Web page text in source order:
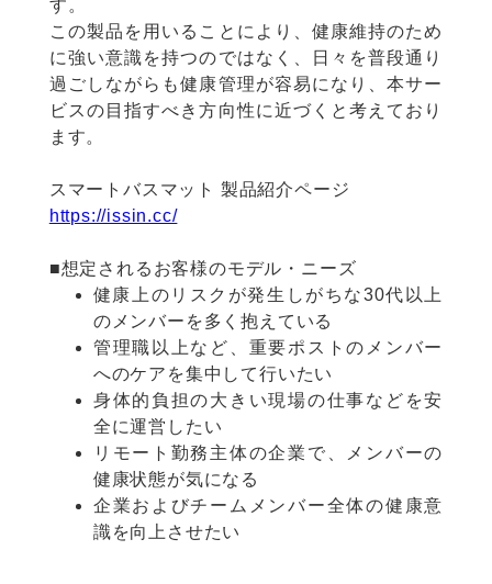
す。
この製品を用いることにより、健康維持のため
に強い意識を持つのではなく、日々を普段通り
過ごしながらも健康管理が容易になり、本サー
ビスの目指すべき方向性に近づくと考えており
ます。
スマートバスマット 製品紹介ページ
https://issin.cc/
■想定されるお客様のモデル・ニーズ
健康上のリスクが発生しがちな30代以上
のメンバーを多く抱えている
管理職以上など、重要ポストのメンバー
へのケアを集中して行いたい
身体的負担の大きい現場の仕事などを安
全に運営したい
リモート勤務主体の企業で、メンバーの
健康状態が気になる
企業およびチームメンバー全体の健康意
識を向上させたい